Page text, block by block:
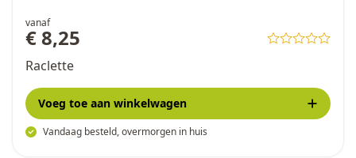
vanaf
€ 8,25
Raclette
Vandaag besteld, overmorgen in huis
Voeg toe aan winkelwagen